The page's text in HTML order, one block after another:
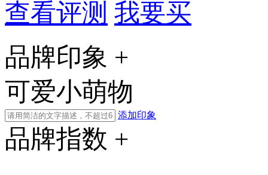
查看评测 我要买
品牌印象 +
可爱小萌物
添加印象
品牌指数 +